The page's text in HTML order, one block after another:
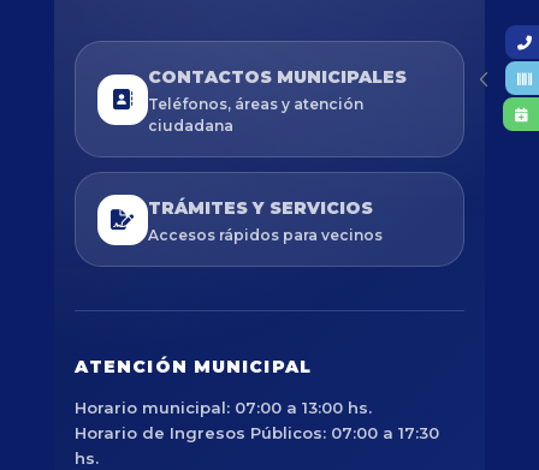
CONTACTOS MUNICIPALES
Teléfonos, áreas y atención
ciudadana
TRÁMITES Y SERVICIOS
Accesos rápidos para vecinos
ATENCIÓN MUNICIPAL
Horario municipal: 07:00 a 13:00 hs.
Horario de Ingresos Públicos: 07:00 a 17:30
hs.